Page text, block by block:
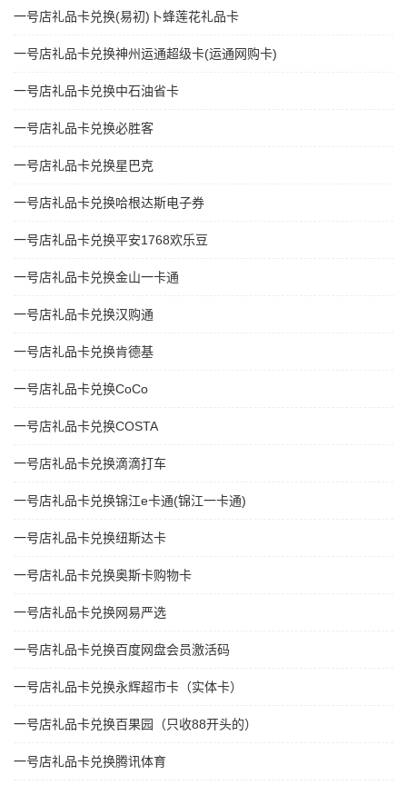
一号店礼品卡兑换(易初)卜蜂莲花礼品卡
一号店礼品卡兑换神州运通超级卡(运通网购卡)
一号店礼品卡兑换中石油省卡
一号店礼品卡兑换必胜客
一号店礼品卡兑换星巴克
一号店礼品卡兑换哈根达斯电子券
一号店礼品卡兑换平安1768欢乐豆
一号店礼品卡兑换金山一卡通
一号店礼品卡兑换汉购通
一号店礼品卡兑换肯德基
一号店礼品卡兑换CoCo
一号店礼品卡兑换COSTA
一号店礼品卡兑换滴滴打车
一号店礼品卡兑换锦江e卡通(锦江一卡通)
一号店礼品卡兑换纽斯达卡
一号店礼品卡兑换奥斯卡购物卡
一号店礼品卡兑换网易严选
一号店礼品卡兑换百度网盘会员激活码
一号店礼品卡兑换永辉超市卡（实体卡）
一号店礼品卡兑换百果园（只收88开头的）
一号店礼品卡兑换腾讯体育